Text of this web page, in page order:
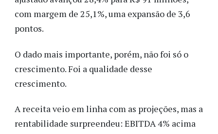
com margem de 25,1%, uma expansão de 3,6
pontos.
O dado mais importante, porém, não foi só o
crescimento. Foi a qualidade desse
crescimento.
A receita veio em linha com as projeções, mas a
rentabilidade surpreendeu: EBITDA 4% acima